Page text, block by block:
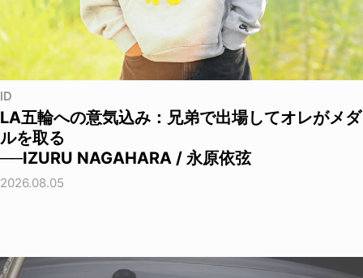
ID
LA五輪への意気込み：兄弟で出場してオレがメダ
ルを取る
──IZURU NAGAHARA / 永原依弦
2026.08.05